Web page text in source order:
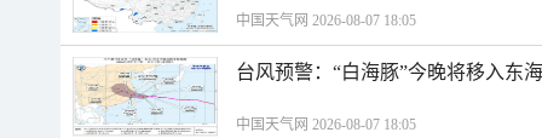
中国天气网 2026-08-07 18:05
台风预警：“白海豚”今晚将移入东
中国天气网 2026-08-07 18:05